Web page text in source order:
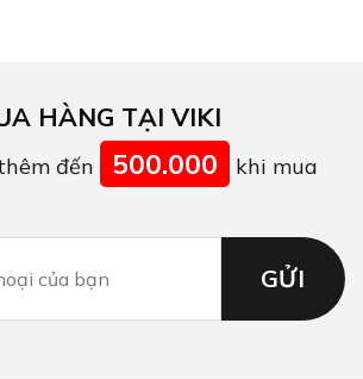
HÀNG TẠI VIKI
đến 500.000
khi mua